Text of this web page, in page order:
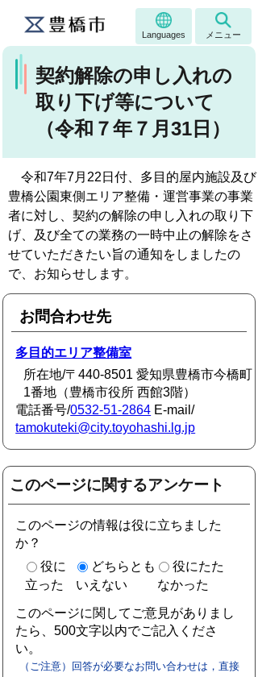
Languages メニュー
契約解除の申し入れの
取り下げ等について
（令和７年７月31日）
令和7年7月22日付、多目的屋内施設及び
豊橋公園東側エリア整備・運営事業の事業
者に対し、契約の解除の申し入れの取り下
げ、及び全ての業務の一時中止の解除をさ
せていただきたい旨の通知をしましたの
で、お知らせします。
お問合わせ先
多目的エリア整備室
所在地/〒440-8501 愛知県豊橋市今橋町
1番地（豊橋市役所 西館3階）
電話番号/0532-51-2864 E-mail/
tamokuteki@city.toyohashi.lg.jp
このページに関するアンケート
このページの情報は役に立ちました
か？
役に
立った
どちらとも
いえない
役にたた
なかった
このページに関してご意見がありまし
たら、500文字以内でご記入くださ
い。
（ご注意）回答が必要なお問い合わせは，直接